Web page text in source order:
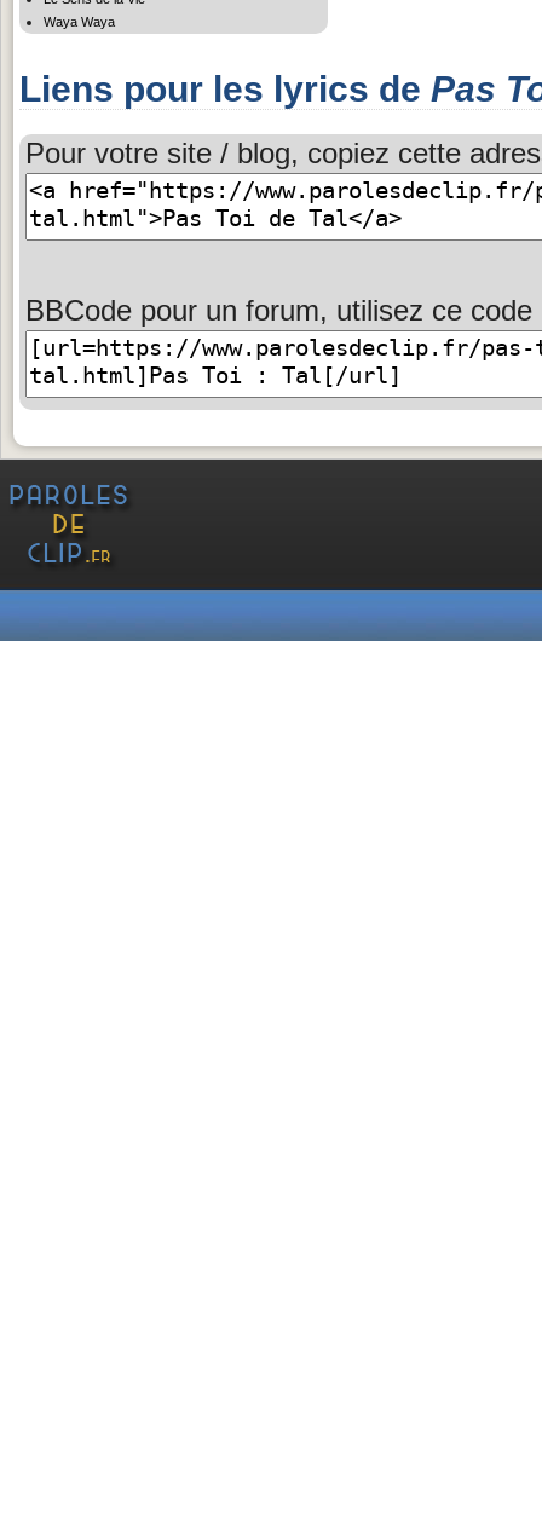
Waya Waya
Liens pour les lyrics de Pas
Pour votre site / blog, copiez cette
BBCode pour un forum, utilisez ce code